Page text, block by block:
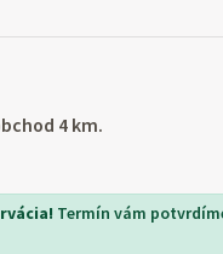
tandemové lety,
dráha, výlety lodí,
4 km.
Termín vám